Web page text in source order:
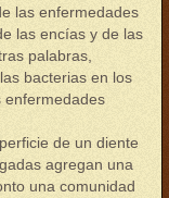
las enfermedades
las encías y de las
palabras,
bacterias en los
enfermedades
de un diente
agregan una
una comunidad